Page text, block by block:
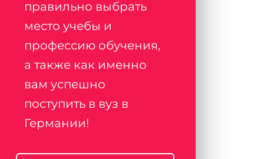
правильно выбрать
место учебы и
профессию обучения,
а также как именно
вам успешно
поступить в вуз в
Германии!